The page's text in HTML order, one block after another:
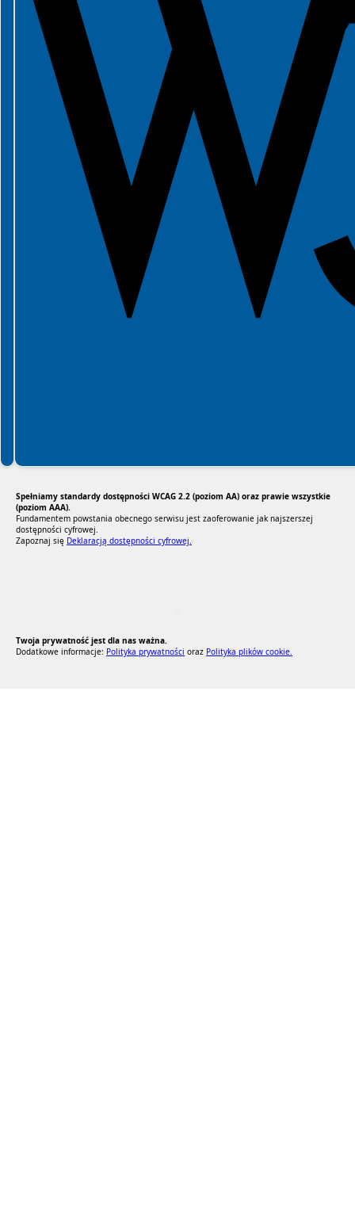
Spełniamy standardy dostępności WCAG 2.2 (poziom AA) oraz prawie wszystkie
(poziom AAA).
Fundamentem powstania obecnego serwisu jest zaoferowanie jak najszerszej
dostępności cyfrowej.
Zapoznaj się Deklaracją dostępności cyfrowej.
Twoja prywatność jest dla nas ważna.
Dodatkowe informacje: Polityka prywatności oraz Polityka plików cookie.